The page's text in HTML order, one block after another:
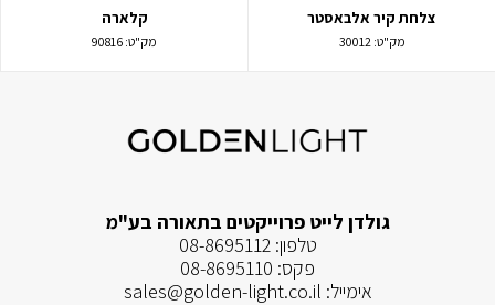
צלחת קיר אלבאסטר
מק"ט:30012
קלארה
מק"ט: 90816
גולדן לייט פרוייקטים בתאורה בע"מ
טלפון:08-8695112
פקס: 08-8695110
אימייל: sales@golden-light.co.il